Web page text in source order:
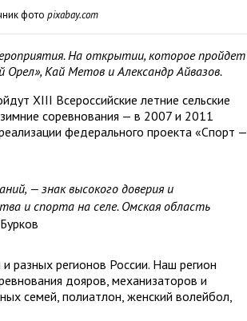
фото pixabay.com
На открытии, которое пройдет
Кай Метов и Александр Айвазов.
XIII Всероссийские летние сельские
соревнования — в 2007 и 2011
федерального проекта «Спорт —
— знак высокого доверия и
и спорта на селе. Омская область
разных регионов России. Наш регион
дояров, механизаторов и
семей, полиатлон, женский волейбол,